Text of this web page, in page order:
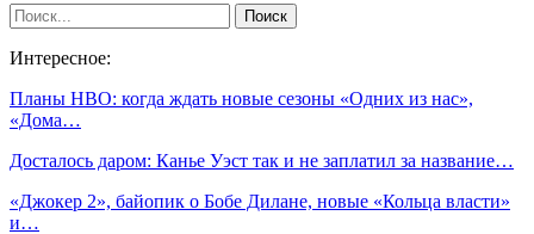
Интересное:
Планы HBO: когда ждать новые сезоны «Одних из нас»,
«Дома…
Досталось даром: Канье Уэст так и не заплатил за название…
«Джокер 2», байопик о Бобе Дилане, новые «Кольца власти»
и…